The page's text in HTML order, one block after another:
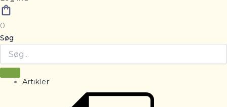
0
Søg
Artikler